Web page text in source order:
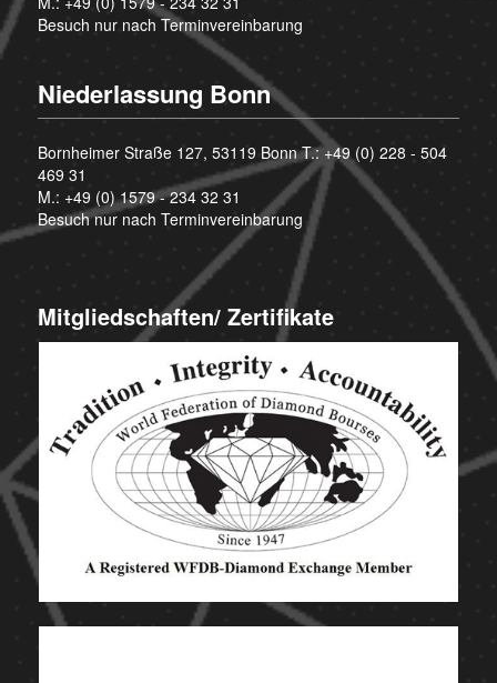
Besuch nur nach Terminvereinbarung
Niederlassung Bonn
Bornheimer Straße 127, 53119 Bonn T.:+49 (0) 228 - 504
469 31
M.: +49 (0) 1579 - 234 32 31
Besuch nur nach Terminvereinbarung
Mitgliedschaften/ Zertifikate